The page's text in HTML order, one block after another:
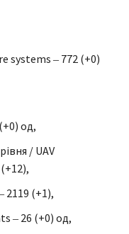
systems ‒ 772 (+0)
од,
/ UAV
2119 (+1),
‒ 26 (+0) од,